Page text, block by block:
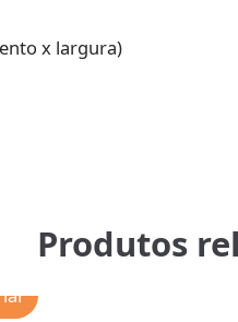
x largura)
Produtos